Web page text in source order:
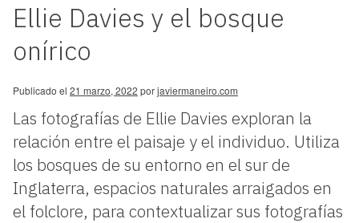
Ellie Davies y el bosque
onírico
Publicado el 21 marzo, 2022 porjaviermaneiro.com
Las fotografías de Ellie Davies exploran la
relación entre el paisaje y el individuo. Utiliza
los bosques de su entorno en el sur de
Inglaterra, espacios naturales arraigados en
el folclore, para contextualizar sus fotografías